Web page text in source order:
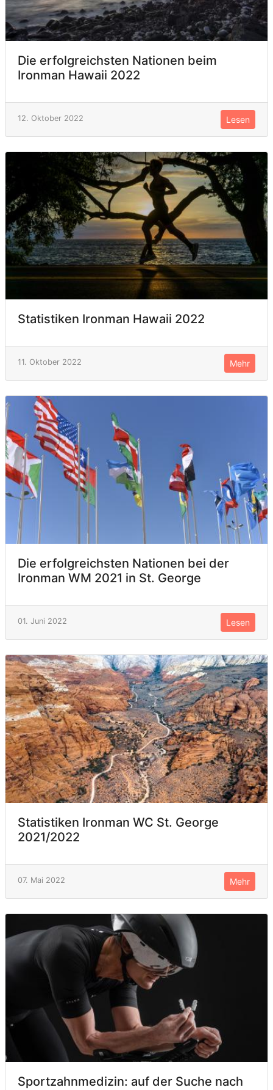
Die erfolgreichsten Nationen beim
Ironman Hawaii 2022
12. Oktober 2022 Lesen
Statistiken Ironman Hawaii 2022
11. Oktober 2022 Mehr
Die erfolgreichsten Nationen bei der
Ironman WM 2021 in St. George
01. Juni 2022 Lesen
Statistiken Ironman WC St. George
2021/2022
07. Mai 2022 Mehr
Sportzahnmedizin: auf der Suche nach